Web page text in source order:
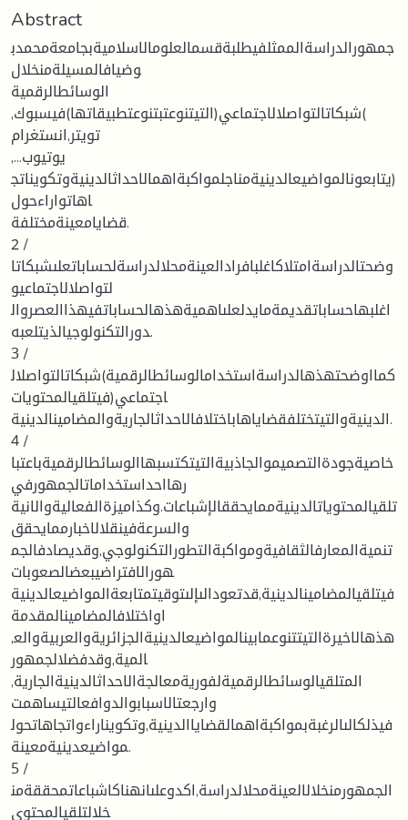
Abstract
جمهورالدراسةالممثلفيطلبةقسمالعلومالاسلاميةبجامعةمحمدب
وضيافالمسيلةمنخلال
الوسائطالرقمية
)شبكاتالتواصلالاجتماعي(التيتنوعتبتنوعتطبيقاتها)فيسبوك,
تويتر,انستغرام
,يوتيوب...
(يتابعونالمواضيعالدينيةمناجلمواكبةاهمالاحداثالدينيةوتكويناتج
اهاتواراءحول
قضايامعينةمختلفة.
2 /
وضحتالدراسةامتلاكاغلبافرادالعينةمحلالدراسةلحساباتعلىشبكاتا
لتواصلالاجتماعيو
اغلبهاحساباتقديمةمايدلعلىاهميةهذهالحساباتفيهذاالعصروال
دورالتكنولوجيالذيتلعبه.
3 /
كمااوضحتهذهالدراسةاستخدامالوسائطالرقمية)شبكاتالتواصلال
اجتماعي(فيتلقيالمحتويات
الدينيةوالتيتختلفقضاياهاباختلافالاحداثالجاريةوالمضامينالدينية.
4 /
خاصيةجودةالتصميموالجاذبيةالتيتكتسبهاالوسائطالرقميةباعتبا
رهااحداستخداماتالجمهورفي
تلقيالمحتوياتالدينيةممايحققالإشباعات.وكذاميزةالفعاليةوالانية
والسرعةفينقلالاخبارممايحقق
تنميةالمعارفالثقافيةومواكبةالتطورالتكنولوجي,وقديصادفالجم
هورالافتراضيبعضالصعوبات
فيتلقيالمضامينالدينية,قدتعودالىإلىتوقيتمتابعةالمواضيعالدينية
اواختلافالمضامينالمقدمة
,هذهالاخيرةالتيتتنوعمابينالمواضيعالدينيةالجزائريةوالعربيةوالع
المية,وقدفضلالجمهور
المتلقيالوسائطالرقميةلفوريةمعالجةالاحداثالدينيةالجارية,
وارجعتالاسبابوالدوافعالتيساهمت
فيذلكالىالرغبةبمواكبةاهمالقضاياالدينية,وتكويناراءواتجاهاتحول
مواضيعدينيةمعينة.
5 /
الجمهورمنخلالالعينةمحلالدراسة,اكدوعلىانهناكاشباعاتمحققةمن
خلالتلقيالمحتوى